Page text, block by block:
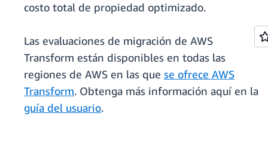
costo total de propiedad optimizado.
Las evaluaciones de migración de AWS
Transform están disponibles en todas las
regiones de AWS en las que se ofrece AWS
Transform. Obtenga más información aquí en la
guía del usuario.